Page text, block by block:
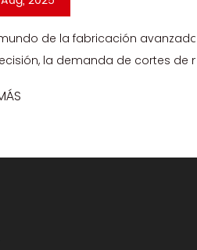
avanzada y la ingeniería
de cortes de metales de alta